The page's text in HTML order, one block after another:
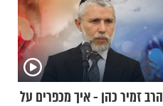
הרב זמיר כהן - איך מכפרים על